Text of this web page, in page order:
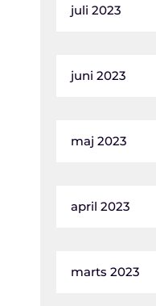
juli 2023
juni 2023
maj 2023
april 2023
marts 2023